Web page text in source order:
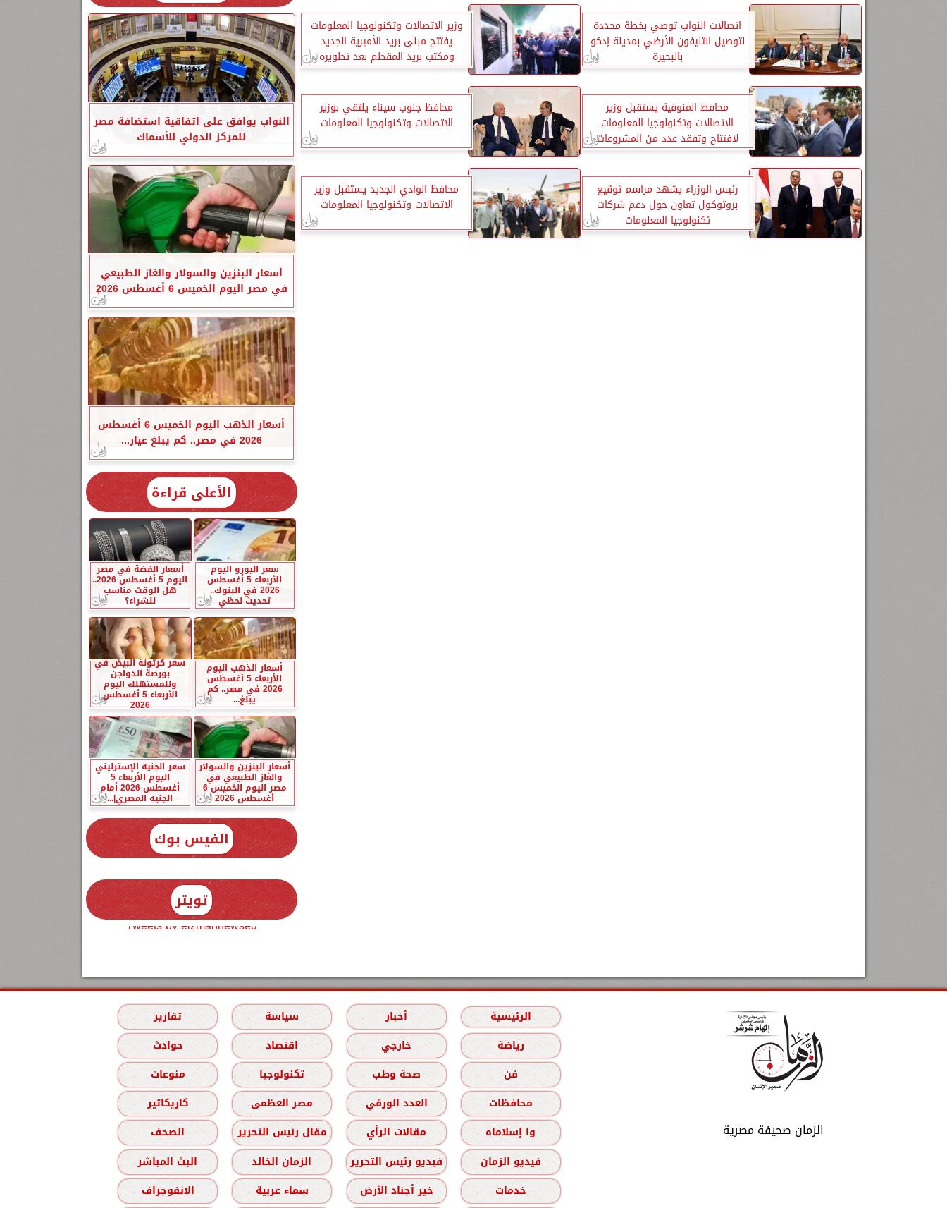
اتصالات النواب توصي بخطة محددة
لتوصيل التليفون الأرضي بمدينة إدكو
بالبحيرة
وزير الاتصالات وتكنولوجيا المعلومات
يفتتح مبنى بريد الأميرية الجديد
ومكتب بريد المقطم بعد تطويره
محافظ المنوفية يستقبل وزير
الاتصالات وتكنولوجيا المعلومات
لافتتاح وتفقد عدد من المشروعات
محافظ جنوب سيناء يلتقي بوزير
الاتصالات وتكنولوجيا المعلومات
رئيس الوزراء يشهد مراسم توقيع
بروتوكول تعاون حول دعم شركات
تكنولوجيا المعلومات
محافظ الوادي الجديد يستقبل وزير
الاتصالات وتكنولوجيا المعلومات
النواب يوافق على اتفاقية استضافة مصر
للمركز الدولي للأسماك
أسعار البنزين والسولار والغاز الطبيعي
في مصر اليوم الخميس 6 أغسطس 2026
أسعار الذهب اليوم الخميس 6 أغسطس
2026 في مصر.. كم يبلغ عيار...
الأعلى قراءة
سعر اليورو اليوم
الأربعاء 5 أغسطس
2026 في البنوك..
تحديث لحظي
أسعار الفضة في مصر
اليوم 5 أغسطس 2026..
هل الوقت مناسب
للشراء؟
أسعار الذهب اليوم
الأربعاء 5 أغسطس
2026 في مصر.. كم
يبلغ...
سعر كرتونة البيض في
بورصة الدواجن
وللمستهلك اليوم
الأربعاء 5 أغسطس
2026
أسعار البنزين والسولار
والغاز الطبيعي في
مصر اليوم الخميس 6
أغسطس 2026
سعر الجنيه الإسترليني
اليوم الأربعاء 5
أغسطس 2026 أمام
الجنيه المصري|...
الفيس بوك
تويتر
Tweets by elzmannewseg
الزمان صحيفة مصرية
الرئيسية أخبار سياسة
تقارير
رياضة
خارجي اقتصاد
حوادث
فن
صحة وطب تكنولوجيا
منوعات
محافظات
العدد الورقي مصر العظمى
كاريكاتير
وا إسلاماه
مقالات الرأي مقال رئيس التحرير
الصحف
فيديو الزمان
فيديو رئيس التحرير الزمان الخالد
البث المباشر
خدمات
خير أجناد الأرض سماء عربية الانفوجراف